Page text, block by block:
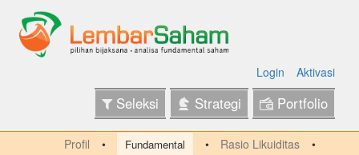
Login Aktivasi
Seleksi Strategi Portfolio
Profil Fundamental
Rasio Likuiditas